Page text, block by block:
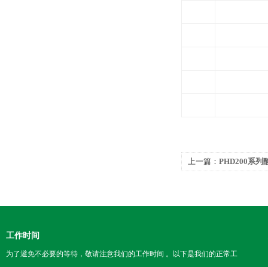
上一篇： PHD200系列
工作时间
为了避免不必要的等待，敬请注意我们的工作时间 。以下是我们的正常工